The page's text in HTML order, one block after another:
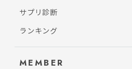
サプリ診断
ランキング
MEMBER